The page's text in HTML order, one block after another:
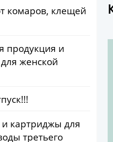
комаров, клещей
продукция и
женской
картриджы для
третьего